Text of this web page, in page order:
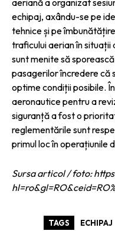
echipaj, axându-se pe
tehnice și pe
traficului aerian în
sunt menite să
pasagerilor încredere că
optime condiții posibile.
aeronautice pentru a
siguranță a fost o
reglementările sunt
primul loc în operațiunile
Sursa articol / foto:
TAGS ECHIPAJ